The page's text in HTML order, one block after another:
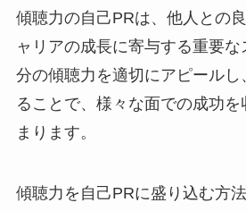
傾聴力の自己PRは、他人との
ャリアの成長に寄与する重要な
分の傾聴力を適切にアピール
ることで、様々な面での成功
まります。
傾聴力を自己PRに盛り込む方